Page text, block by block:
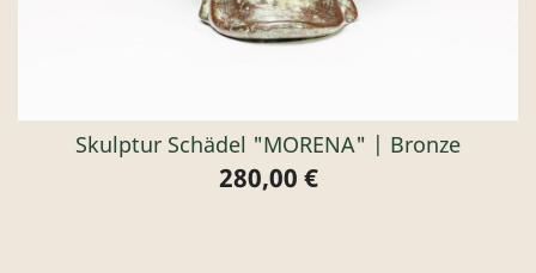
Skulptur Schädel "MORENA" | Bronze
Preis
280,00 €